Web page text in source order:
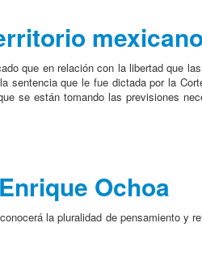
mexicano
que en relación con la libertad que
sentencia que le fue dictada por la
se están tomando las previsiones
Ochoa
la pluralidad de pensamiento y